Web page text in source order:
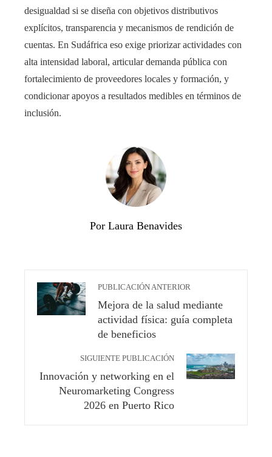
desigualdad si se diseña con objetivos distributivos
explícitos, transparencia y mecanismos de rendición de
cuentas. En Sudáfrica eso exige priorizar actividades con
alta intensidad laboral, articular demanda pública con
fortalecimiento de proveedores locales y formación, y
condicionar apoyos a resultados medibles en términos de
inclusión.
Por Laura Benavides
PUBLICACIÓN ANTERIOR
Mejora de la salud mediante
actividad física: guía completa
de beneficios
SIGUIENTE PUBLICACIÓN
Innovación y networking en el
Neuromarketing Congress
2026 en Puerto Rico